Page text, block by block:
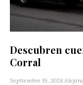
Descubren
Corral
Septiembre 19, 2024